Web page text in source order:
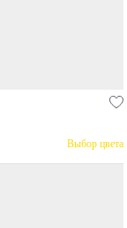
Выбор цвета